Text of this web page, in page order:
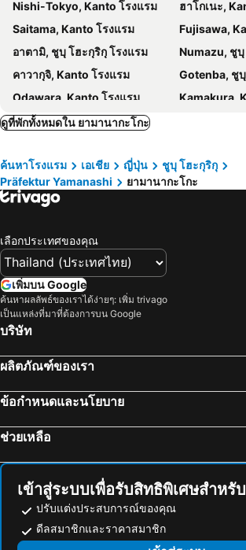
Hotel KAN-RAKU Fujisan Gotemba
Hotel Clad
Fujisan Garden Hotel
Sun Plaza Hotel
Fujinomori Hotel
The
THE TOKI fujikawaguchiko
Asia Hotel
Yamanakako-Asahigaoka-Onsen Hotel Seikei
Hotel Sansuiso
Godere Hotel Fujisanakako Tabist
Business & Family Tabijiya
KAMENOI
ホテルR-Adult only-lovehotel
West Inn
Nishi-Tokyo, Kanto โรงแรม
ฮาโกเนะ,
Saitama, Kanto โรงแรม
Fujisawa,
อาตามิ, ชูบุ โฮะกุริกุ โรงแรม
Numazu, ชูบุ
คาวากุจิ, Kanto โรงแรม
Gotenba, ชู
Odawara, Kanto โรงแรม
Kamakura,
Suwa, ชูบุ โฮะกุริกุ โรงแรม
ไอซุ, ชูบุ โฮะกุริกุ โรงแรม
Asaka,
Kofu, ชูบุ โฮะกุริกุ โรงแรม
Shimoda, ชู
Kisarazu, Kanto โรงแรม
ทากายามา, ชูบุ โฮะกุริกุ โรงแรม
นาโกย่า, ชูบุ
มัตสึโมโต, ชูบุ โฮะกุริกุ โรงแรม
ยามานาชิ, ชูบุ โฮะกุริกุ โรงแรม
Gero, ชูบุ โฮะกุริกุ โรงแรม
โตเกียว, Kanto โรงแรม
เกียวโต, คินกิ โรงแรม
ดูที่พักทั้งหมดใน ยามานากะโกะ
ค้นหาโรงแรม เอเชีย ญี่ปุ่น
ชูบุ โฮะกุริกุ
Präfektur Yamanashi
ยามานากะโกะ
เลือกประเทศของคุณ
เพิ่มบน Google
ค้นหาผลลัพธ์ของเราได้ง่ายๆ: เพิ่ม trivago
เป็นแหล่งที่มาที่ต้องการบน Google
บริษัท
ผลิตภัณฑ์ของเรา
ข้อกำหนดและนโยบาย
ช่วยเหลือ
เข้าสู่ระบบเพื่อรับสิทธิพิเศษสำหรั
ปรับแต่งประสบการณ์ของคุณ
ดีลสมาชิกและราคาสมาชิก